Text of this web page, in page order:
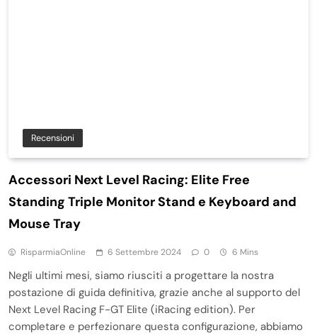
Recensioni
Accessori Next Level Racing: Elite Free
Standing Triple Monitor Stand e Keyboard and
Mouse Tray
RisparmiaOnline 6 Settembre 2024 0 6 Mins
Negli ultimi mesi, siamo riusciti a progettare la nostra
postazione di guida definitiva, grazie anche al supporto del
Next Level Racing F-GT Elite (iRacing edition). Per
completare e perfezionare questa configurazione, abbiamo